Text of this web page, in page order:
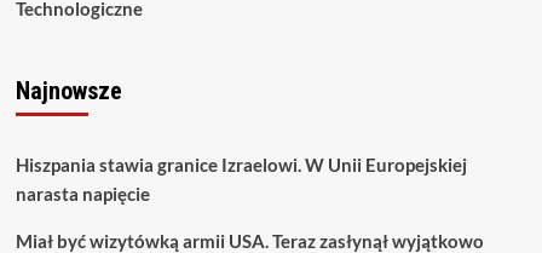
Technologiczne
Najnowsze
Hiszpania stawia granice Izraelowi. W Unii Europejskiej
narasta napięcie
Miał być wizytówką armii USA. Teraz zasłynął wyjątkowo